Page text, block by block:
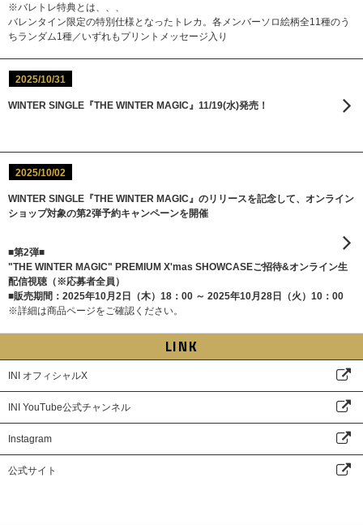
※バレトレ特典とは、、、
バレンタイン限定の特別仕様となったトレカ。各メンバーソロ絵柄全11種のう
ちランダム1種／いずれもプリントメッセージ入り
2025/10/31
WINTER SINGLE『THE WINTER MAGIC』11/19(水)発売！
2025/10/02
WINTER SINGLE『THE WINTER MAGIC』のリリースを記念して、オンライン
ショップ対象の第2弾予約キャンペーンを開催
■第2弾■
"THE WINTER MAGIC" PREMIUM X'mas SHOWCASEご招待&オンライン生
配信視聴（※応募者全員）
■販売期間：2025年10月2日（木）18：00 ～ 2025年10月28日（火）10：00
※詳細は商品ページをご確認ください。
LINK
INI オフィシャルX
INI YouTube公式チャンネル
Instagram
公式サイト